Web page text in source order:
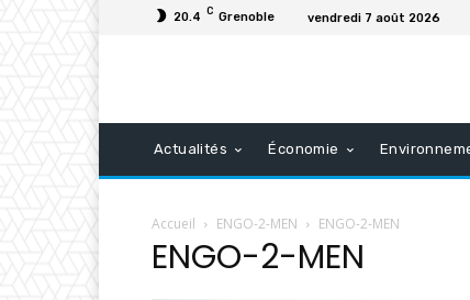
20.4 C Grenoble vendredi 7 août 2026
Actualités Économie
Accueil ENGO-2-MEN ENGO-2-MEN
ENGO-2-MEN